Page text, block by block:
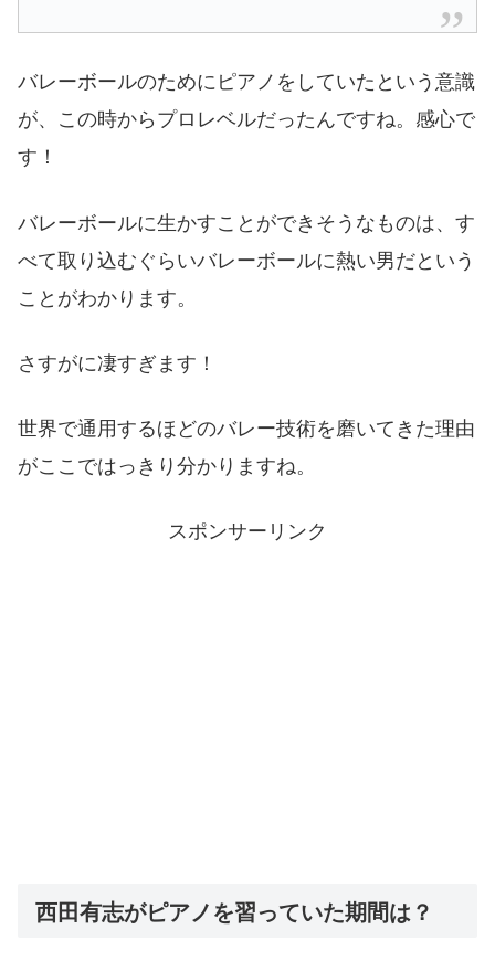
バレーボールのためにピアノをしていたという意識
が、この時からプロレベルだったんですね。感心で
す！
バレーボールに生かすことができそうなものは、す
べて取り込むぐらいバレーボールに熱い男だという
ことがわかります。
さすがに凄すぎます！
世界で通用するほどのバレー技術を磨いてきた理由
がここではっきり分かりますね。
スポンサーリンク
西田有志がピアノを習っていた期間は？